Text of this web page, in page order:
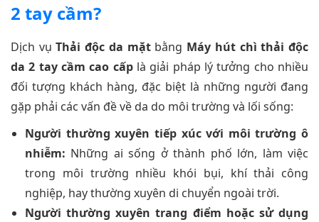
2 tay cầm?
Dịch vụThải độc da mặtbằng Máy hút chì thải độc
da 2 tay cầm cao cấplà giải pháp lý tưởng cho nhiều
đối tượng khách hàng, đặc biệt là những người đang
gặp phải các vấn đề về da do môi trường và lối sống:
Người thường xuyên tiếp xúc với môi trường ô
nhiễm: Những ai sống ở thành phố lớn, làm việc
trong môi trường nhiều khói bụi, khí thải công
nghiệp, hay thường xuyên di chuyển ngoài trời.
Người thường xuyên trang điểm hoặc sử dụng